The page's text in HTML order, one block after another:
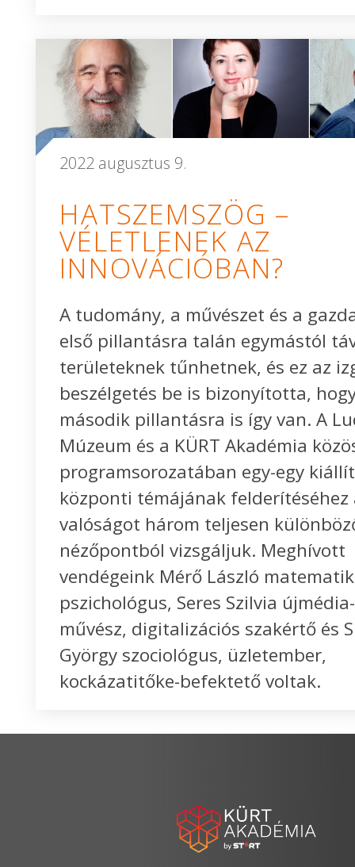
2022 augusztus 9.
HATSZEMSZÖG –
VÉLETLENEK AZ
INNOVÁCIÓBAN?
A tudomány, a művészet és a
első pillantásra talán egymástól
területeknek tűnhetnek, és ez az
beszélgetés be is bizonyította,
második pillantásra is így van. A
Múzeum és a KÜRT Akadémia
programsorozatában egy-egy
központi témájának felderítéséhez
valóságot három teljesen
nézőpontból vizsgáljuk. Meghívott
vendégeink Mérő László
pszichológus, Seres Szilvia újmédia-
művész, digitalizációs szakértő és
György szociológus, üzletember,
kockázatitőke-befektető voltak.